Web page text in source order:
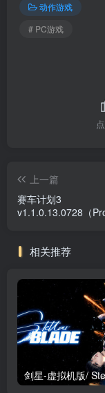
动作游戏
# PC游戏
上一篇
赛车计划3
v1.1.0.13.0728（
相关推荐